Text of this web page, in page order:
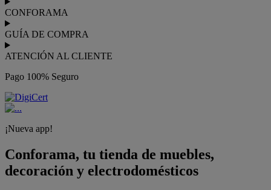
CONFORAMA
GUÍA DE COMPRA
ATENCIÓN AL CLIENTE
Pago 100% Seguro
¡Nueva app!
Conforama, tu tienda de muebles,
decoración y electrodomésticos